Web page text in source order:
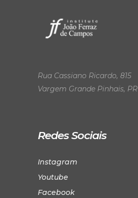
Rua Cassiano Ricardo, 815
Vargem Grande Pinhais, PR
Redes Sociais
Instagram
Youtube
Facebook